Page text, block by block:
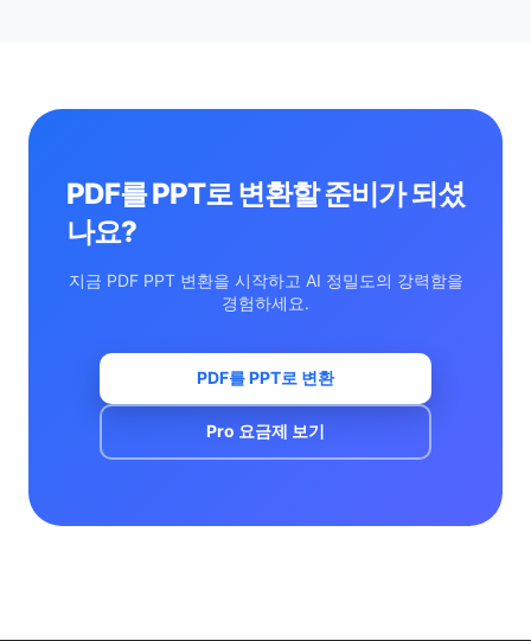
PDF를 PPT로 변환할 준비가 되셨
나요?
지금 PDF PPT 변환을 시작하고 AI 정밀도의 강력함을
경험하세요.
PDF를 PPT로 변환
Pro 요금제 보기